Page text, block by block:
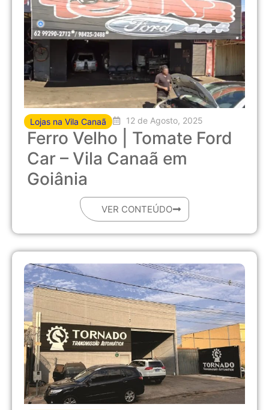
Lojas na Vila Canaã 12 de Agosto, 2025
Ferro Velho | Tomate Ford
Car – Vila Canaã em
Goiânia
VER CONTEÚDO